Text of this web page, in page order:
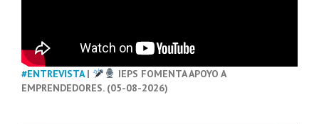
#ENTREVISTA|
IEPS FOMENTA APOYO A
EMPRENDEDORES. (05-08-2026)